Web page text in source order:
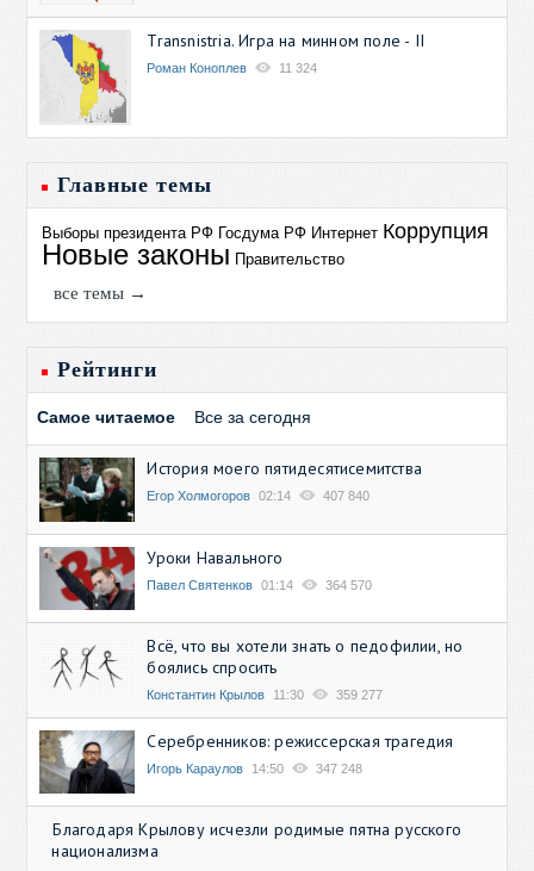
Transnistria. Игра на минном поле - II
Роман Коноплев 11 324
Главные темы
Выборы президента РФ Госдума РФ Интернет Коррупция
Новые законы Правительство
все темы →
Рейтинги
Самое читаемое Все за сегодня
История моего пятидесятисемитства
Егор Холмогоров 02:14 407 840
Уроки Навального
Павел Святенков 01:14 364 570
Всё, что вы хотели знать о педофилии, но
боялись спросить
Константин Крылов 11:30 359 277
Серебренников: режиссерская трагедия
Игорь Караулов 14:50 347 248
Благодаря Крылову исчезли родимые пятна русского
национализма